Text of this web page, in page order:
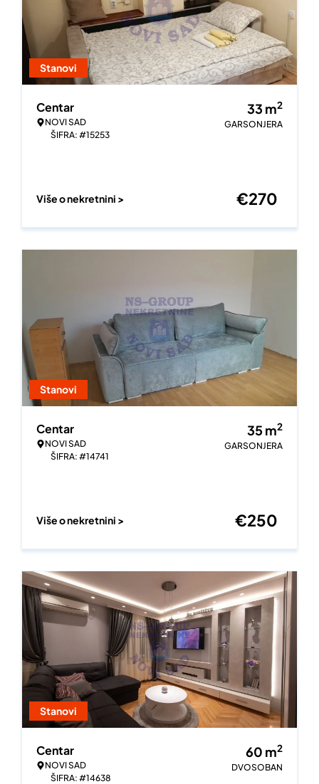
Stanovi
Centar
NOVI SAD
ŠIFRA: #15253
33 m2
GARSONJERA
Više o nekretnini > €270
Stanovi
Centar
NOVI SAD
ŠIFRA: #14741
35m2
GARSONJERA
Više o nekretnini > €250
Stanovi
Centar
NOVI SAD
ŠIFRA: #14638
60 m2
DVOSOBAN